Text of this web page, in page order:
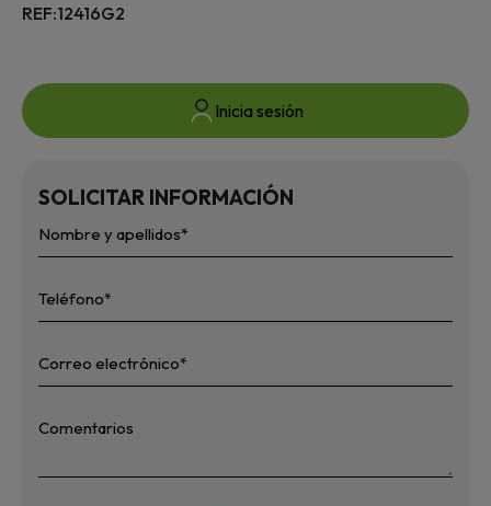
REF:12416G2
Inicia sesión
SOLICITAR INFORMACIÓN